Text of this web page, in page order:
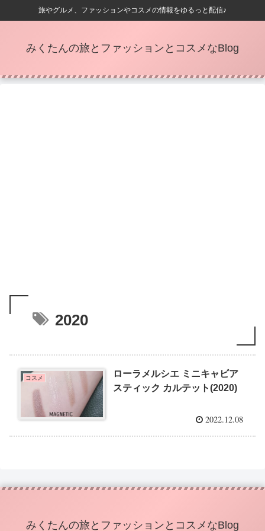
旅やグルメ、ファッションやコスメの情報をゆるっと配信♪
みくたんの旅とファッションとコスメなBlog
2020
コスメ
ローラメルシエ ミニキャビア
スティック カルテット(2020)
2022.12.08
みくたんの旅とファッションとコスメなBlog